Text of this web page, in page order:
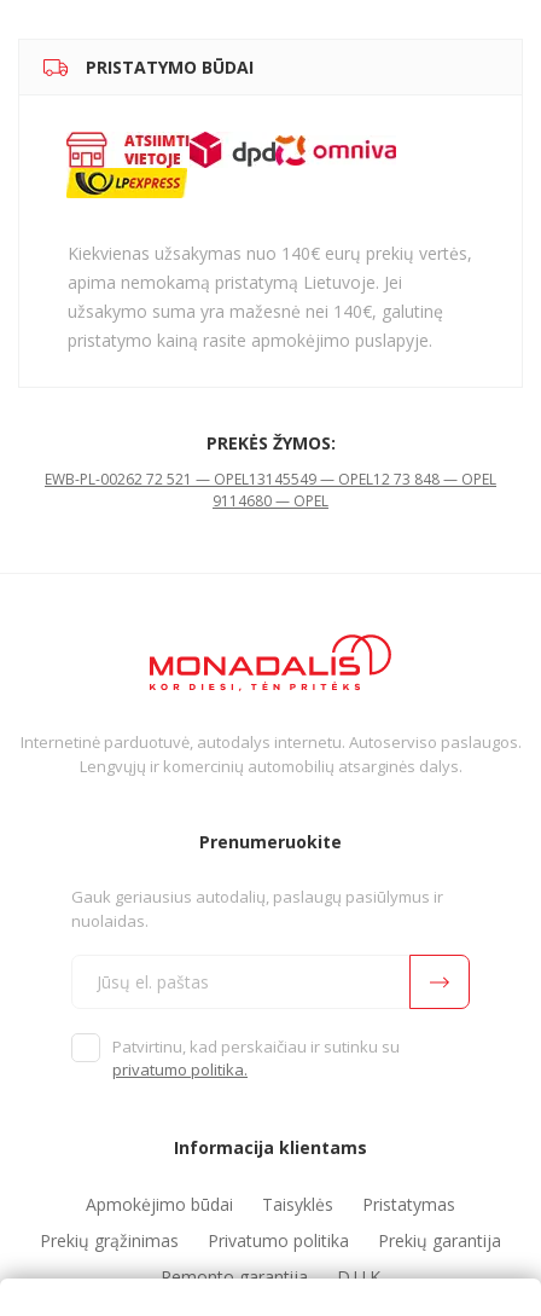
PRISTATYMO BŪDAI
Kiekvienas užsakymas nuo 140€ eurų prekių vertės,
apima nemokamą pristatymą Lietuvoje. Jei
užsakymo suma yra mažesnė nei 140€, galutinę
pristatymo kainą rasite apmokėjimo puslapyje.
PREKĖS ŽYMOS:
EWB-PL-00262 72 521 — OPEL13145549 — OPEL12 73 848 — OPEL
9114680 — OPEL
Internetinė parduotuvė, autodalys internetu. Autoserviso paslaugos.
Lengvųjų ir komercinių automobilių atsarginės dalys.
Prenumeruokite
Gauk geriausius autodalių, paslaugų pasiūlymus ir
nuolaidas.
Patvirtinu, kad perskaičiau ir sutinku su
privatumo politika.
Informacija klientams
Apmokėjimo būdai Taisyklės
Pristatymas
Prekių grąžinimas
Privatumo politika
Prekių garantija
Remonto garantija
D.U.K